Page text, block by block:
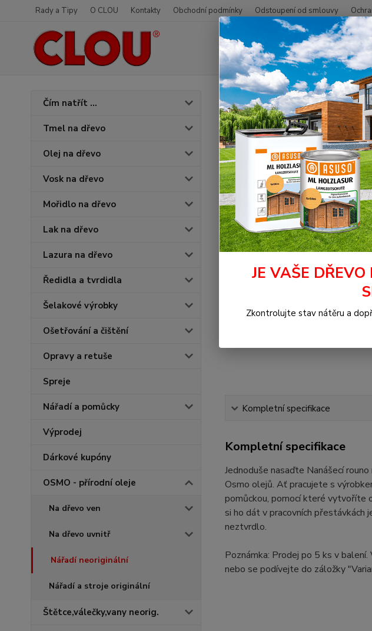
Rady a Tipy O CLOU Kontakty Obchodní podmínky Odstoupení od smlouvy
Čím natřít ...
Tmel na dřevo
Olej na dřevo
Vosk na dřevo
Mořidlo na dřevo
Lak na dřevo
Lazura na dřevo
Ředidla a tvrdidla
Šelakové výrobky
Ošetřování a čištění
Opravy a retuše
Spreje
Nářadí a pomůcky
Výprodej
Dárkové kupóny
OSMO - přírodní oleje
Na dřevo ven
Na dřevo uvnitř
Nářadí neoriginální
Nářadí a stroje originální
Štětce,válečky,vany neorig.
Úvod OSMO - přírodní oleje
Nanášecí rouno
Kompletní specifikace
Kompletní specifikace
Jednoduše nasaďte Nanášecí
Osmo olejů. Ať pracujete s
pomůckou, pomocí které vytvoříte
si ho dát v pracovních
neztvrdlo.
Poznámka: Prodej po 5 ks v
nebo se podívejte do záložky
JE VAŠE
Zkontrolujte stav nátěru a